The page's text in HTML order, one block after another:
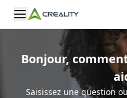
Bonjour,
Saisissez une question